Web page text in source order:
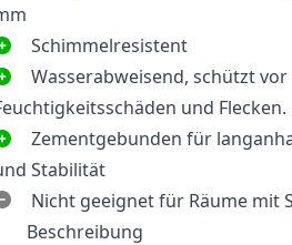
Schimmelresistent
Wasserabweisend, schützt vor
und Flecken.
Zementgebunden für
Stabilität
Nicht geeignet für Räume mit
Beschreibung